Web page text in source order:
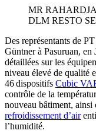
MR
DLM RESTO
Des représentants de
Güntner à Pasuruan,
détaillées sur les
niveau élevé de qualité
46 dispositifs Cubic
contrôle de la
nouveau bâtiment, ainsi
refroidissement d’air
l’humidité.